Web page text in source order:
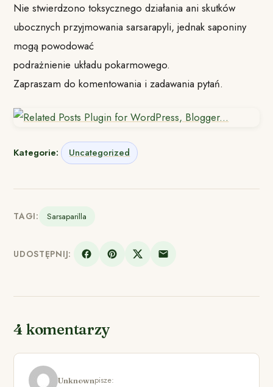
Nie stwierdzono toksycznego działania ani skutków
ubocznych przyjmowania sarsarapyli, jednak saponiny
mogą powodować
podrażnienie układu pokarmowego.
Zapraszam do komentowania i zadawania pytań.
Kategorie: Uncategorized
TAGI: Sarsaparilla
UDOSTĘPNIJ:
4 komentarzy
Unknownpisze: